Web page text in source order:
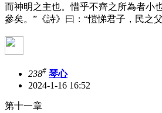
而神明之主也。惜乎不齊之所為者小
參矣。”《詩》曰：“愷悌君子，民之
238# 琴心
2024-1-16 16:52
第十一章